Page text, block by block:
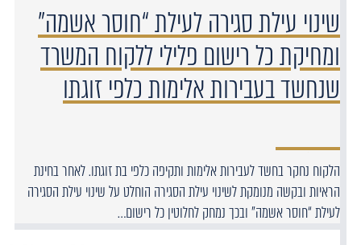
שינוי עילת סגירה לעילת “חוסר אשמה”
ומחיקת כל רישום פלילי ללקוח המשרד
שנחשד בעבירות אלימות כלפי זוגתו
הלקוח נחקר בחשד לעבירות אלימות ותקיפה כלפי בת זוגתו. לאחר בחינת
הראיות ובקשה מנומקת לשינוי עילת הסגירה הוחלט על שינוי עילת הסגירה
לעילת “חוסר אשמה” ובכך נמחק לחלוטין כל רישום…